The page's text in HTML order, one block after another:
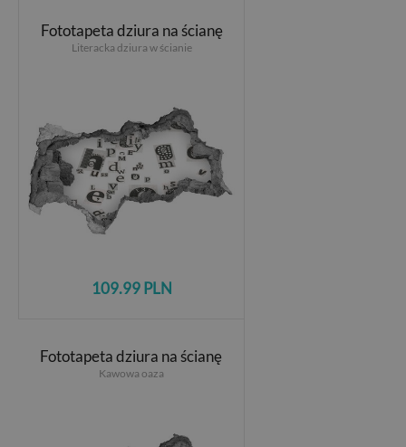
Fototapeta dziura na ścianę
Literacka dziura w ścianie
109.99 PLN
Fototapeta dziura na ścianę
Kawowa oaza